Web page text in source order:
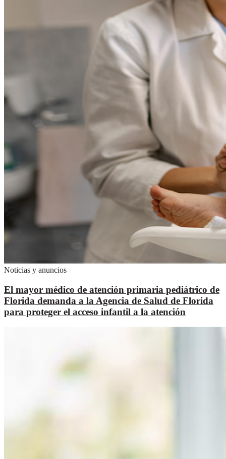
Noticias y anuncios
El mayor médico de atención primaria pediátrico de
Florida demanda a la Agencia de Salud de Florida
para proteger el acceso infantil a la atención